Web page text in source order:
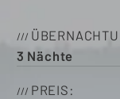
3 Nächte
PREIS